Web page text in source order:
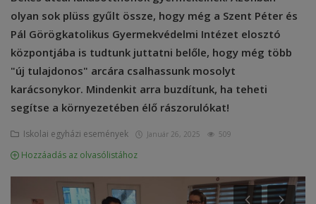
Hitélet
Igazgatói köszöntő
Iskolánk
Képzéseink
olyan sok plüss gyűlt össze, hogy még a Szent Péter és
Pál Görögkatolikus Gyermekvédelmi Intézet elosztó
központjába is tudtunk juttatni belőle, hogy még több
"új tulajdonos" arcára csalhassunk mosolyt
karácsonykor. Mindenkit arra buzdítunk, ha teheti
segítse a környezetében élő rászorulókat!
Iskolai egyházi események Január 26, 2025 509
Hozzáadás az olvasólistához